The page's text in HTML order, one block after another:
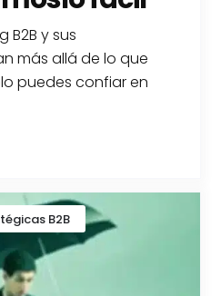
B2B y sus
más allá de lo que
puedes confiar en
B2B